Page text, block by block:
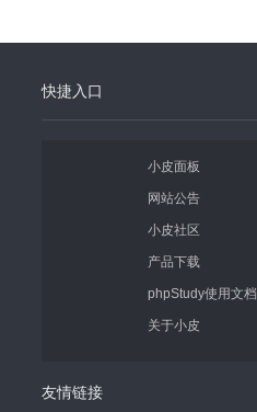
快捷入口
小皮面板
网站公告
小皮社区
产品下载
phpStudy使用文档
关于小皮
友情链接